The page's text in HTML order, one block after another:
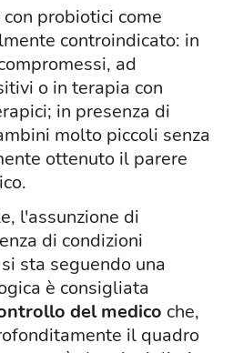
probiotici come
controindicato: in
ad
o in terapia con
in presenza di
molto piccoli senza
ottenuto il parere
l'assunzione di
di condizioni
sta seguendo una
è consigliata
del medico che,
il quadro